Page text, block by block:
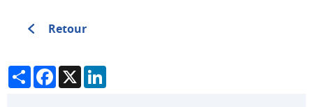
Retour
PartagerFacebook
X